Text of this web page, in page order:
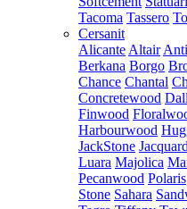
Tacoma Tassero
Cersanit
Alicante Altair
Berkana Borgo
Chance Chantal
Concretewood
Finwood
Harbourwood
JackStone Jacquard
Luara Majolica
Pecanwood Polaris
Stone Sahara